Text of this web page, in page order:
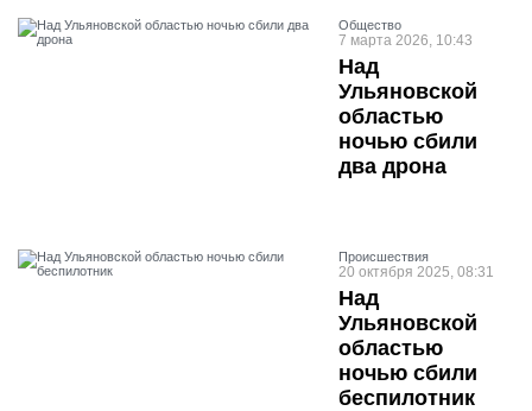
Общество
7 марта 2026, 10:43
Над
Ульяновской
областью
ночью сбили
два дрона
Проиcшествия
20 октября 2025, 08:31
Над
Ульяновской
областью
ночью сбили
беспилотник